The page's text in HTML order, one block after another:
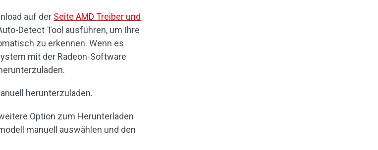
auf der Seite AMD Treiber und
Detect Tool ausführen, um Ihre
zu erkennen. Wenn es
mit der Radeon-Software
herunterzuladen.
Option zum Herunterladen
manuell auswählen und den